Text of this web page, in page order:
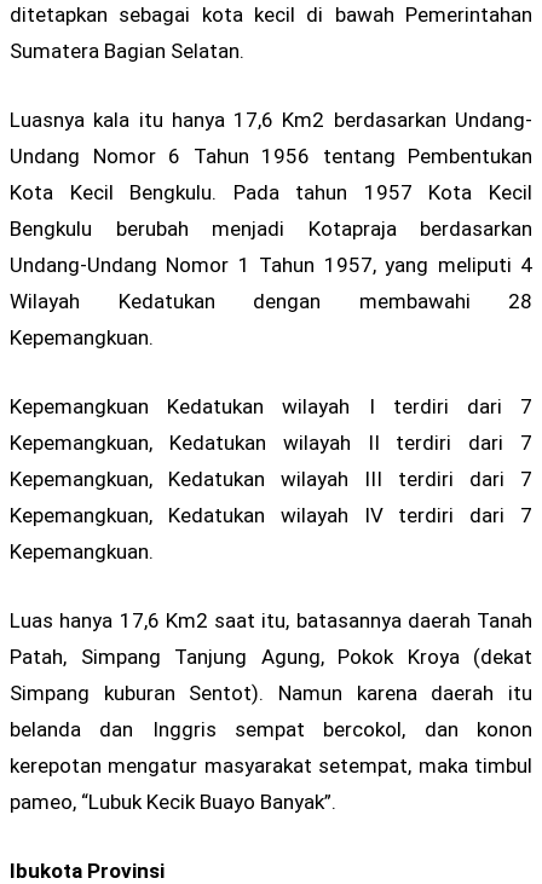
ditetapkan sebagai kota kecil di bawah Pemerintahan
Sumatera Bagian Selatan.
Luasnya kala itu hanya 17,6 Km2 berdasarkan Undang-
Undang Nomor 6 Tahun 1956 tentang Pembentukan
Kota Kecil Bengkulu. Pada tahun 1957 Kota Kecil
Bengkulu berubah menjadi Kotapraja berdasarkan
Undang-Undang Nomor 1 Tahun 1957, yang meliputi 4
Wilayah Kedatukan dengan membawahi 28
Kepemangkuan.
Kepemangkuan Kedatukan wilayah I terdiri dari 7
Kepemangkuan, Kedatukan wilayah II terdiri dari 7
Kepemangkuan, Kedatukan wilayah III terdiri dari 7
Kepemangkuan, Kedatukan wilayah IV terdiri dari 7
Kepemangkuan.
Luas hanya 17,6 Km2 saat itu, batasannya daerah Tanah
Patah, Simpang Tanjung Agung, Pokok Kroya (dekat
Simpang kuburan Sentot). Namun karena daerah itu
belanda dan Inggris sempat bercokol, dan konon
kerepotan mengatur masyarakat setempat, maka timbul
pameo, “Lubuk Kecik Buayo Banyak”.
Ibukota Provinsi